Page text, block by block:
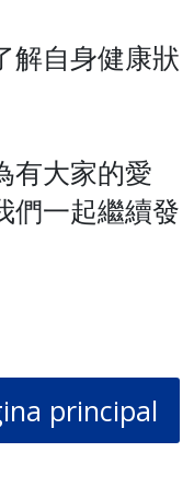
解自身健康狀
有大家的愛
們一起繼續發
principal